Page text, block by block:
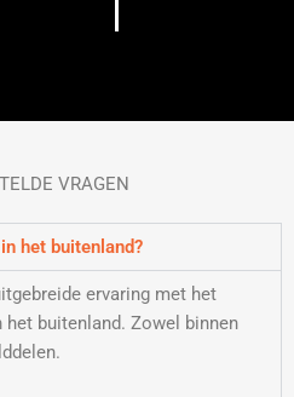
VRAGEN
het buitenland?
ervaring met het
buitenland. Zowel binnen